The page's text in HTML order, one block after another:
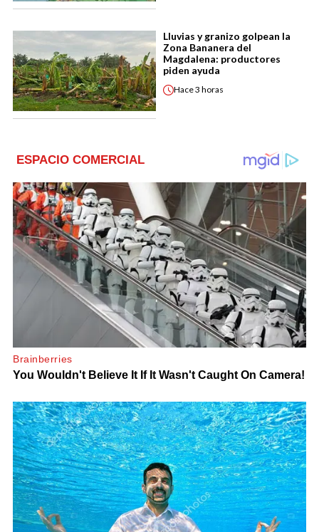
Lluvias y granizo golpean la
Zona Bananera del
Magdalena: productores
piden ayuda
Hace3 horas